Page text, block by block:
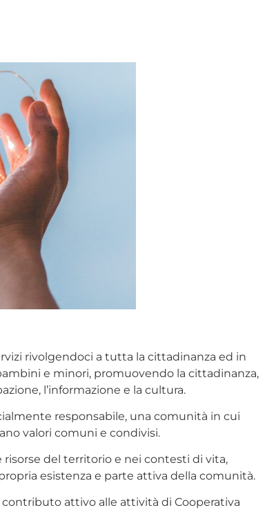
rivolgendoci a tutta la cittadinanza ed in
e minori, promuovendo la cittadinanza,
l’informazione e la cultura.
responsabile, una comunità in cui
valori comuni e condivisi.
del territorio e nei contesti di vita,
esistenza e parte attiva della comunità.
attivo alle attività di Cooperativa